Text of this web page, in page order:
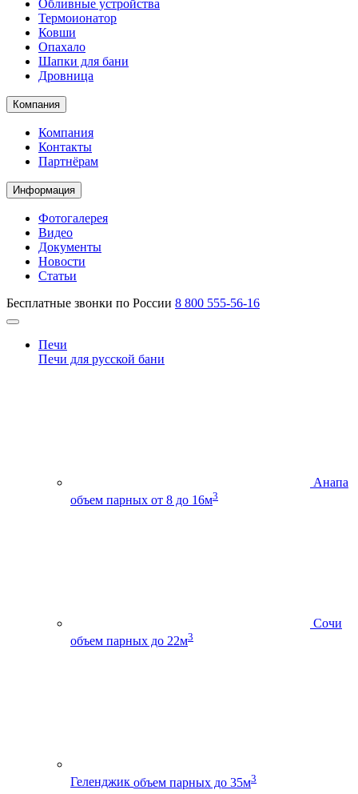
Обливные устройства
Термоионатор
Ковши
Опахало
Шапки для бани
Дровница
Компания
Компания
Контакты
Партнёрам
Информация
Фотогалерея
Видео
Документы
Новости
Статьи
Бесплатные звонки по России 8 800 555-56-16
Печи
Печи для русской бани
Анапа
объем парных от 8 до 16м3
Сочи
объем парных до 22м3
Геленджик объем парных до 35м3